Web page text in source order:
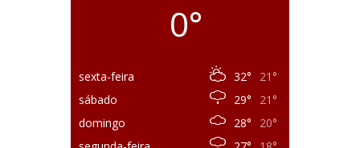
0°
sexta-feira 32°
21°
sábado
29°
21°
domingo
28°
20°